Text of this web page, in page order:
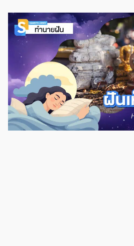
ความหมาย การฝันว่าได้ล้างจานกองโต ได้ล้
ทำนายฝันแล้ว หมายถึง การประสบความสำเ
หวังอะไรเอาไว้ ก็มีโอกาสที่จะสมหวัง และบ
ญาติหรือมิตรสหาย ส่วนใครที่อยู่ในช่วงประเ
เลื่อนตำแหน่ง เลขเด็ด ฝันว่าล้างจานบ้านค
คนอื่น มีจานชามให้ล้างเยอะมาก ตามตำราแ
สุขทางการ สุขภาพจะแข็งแรงมากขึ้น หากใค
ส่วนเรื่องการเงินก็จะดีขึ้นตามลำดับ อาจจะ
ใครอยากทำอะไรช่วงนี้ก็จะประสบความสำเร็
โชคจากจะมาจากญาติผู้ใหญ่หรือเพื่อนฝูง เล
ใครที่ฝันว่าทำจานแตก ทำจานหล่น ตามตำรา
ประสบความสำเร็จจากสิ่งที่รอคอยมานาน เช่
รับเข้าทำงาน แต่ช่วงนี้เป็นช่วงที่ต้องระมัดระวั
คนใกล้ตัว รวมถึงคนในครอบครัว เพราะอาจ